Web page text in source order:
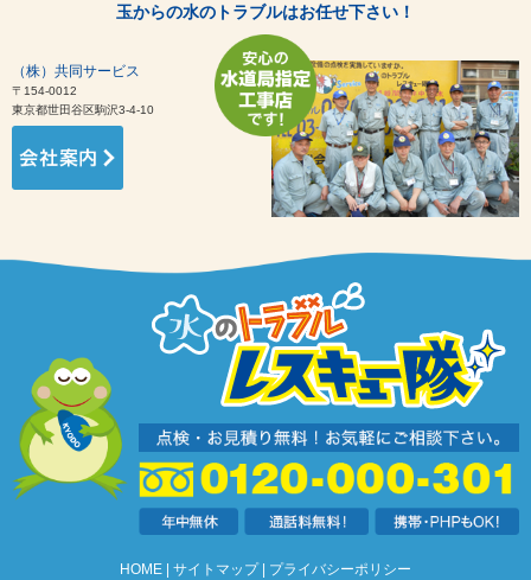
玉からの水のトラブルはお任せ下さい！
（株）共同サービス
〒154-0012
東京都世田谷区駒沢3-4-10
HOME サイトマップ プライバシーポリシー